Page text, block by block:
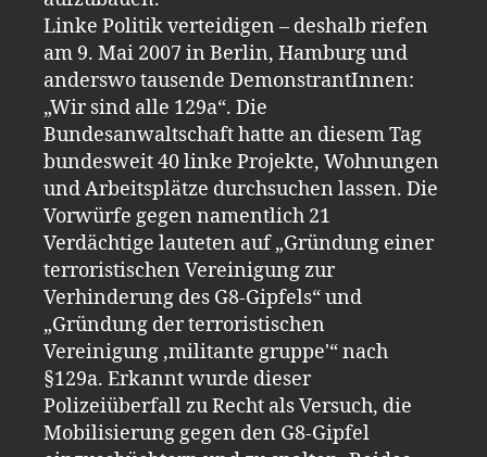
Linke Politik verteidigen – deshalb riefen
am 9. Mai 2007 in Berlin, Hamburg und
anderswo tausende DemonstrantInnen:
„Wir sind alle 129a“. Die
Bundesanwaltschaft hatte an diesem Tag
bundesweit 40 linke Projekte, Wohnungen
und Arbeitsplätze durchsuchen lassen. Die
Vorwürfe gegen namentlich 21
Verdächtige lauteten auf „Gründung einer
terroristischen Vereinigung zur
Verhinderung des G8-Gipfels“ und
„Gründung der terroristischen
Vereinigung ‚militante gruppe'“ nach
§129a. Erkannt wurde dieser
Polizeiüberfall zu Recht als Versuch, die
Mobilisierung gegen den G8-Gipfel